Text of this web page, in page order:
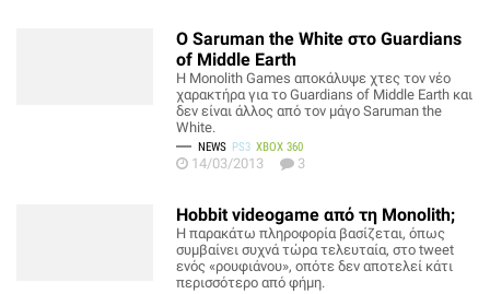
Ο Saruman the White στο Guardians
of Middle Earth
Η Monolith Games αποκάλυψε χτες τον νέο
χαρακτήρα για το Guardians of Middle Earth και
δεν είναι άλλος από τον μάγο Saruman the
White.
NEWS PS3 XBOX 360
14/03/2013 3
Hobbit videogame από τη Monolith;
Η παρακάτω πληροφορία βασίζεται, όπως
συμβαίνει συχνά τώρα τελευταία, στο tweet
ενός «ρουφιάνου», οπότε δεν αποτελεί κάτι
περισσότερο από φήμη.